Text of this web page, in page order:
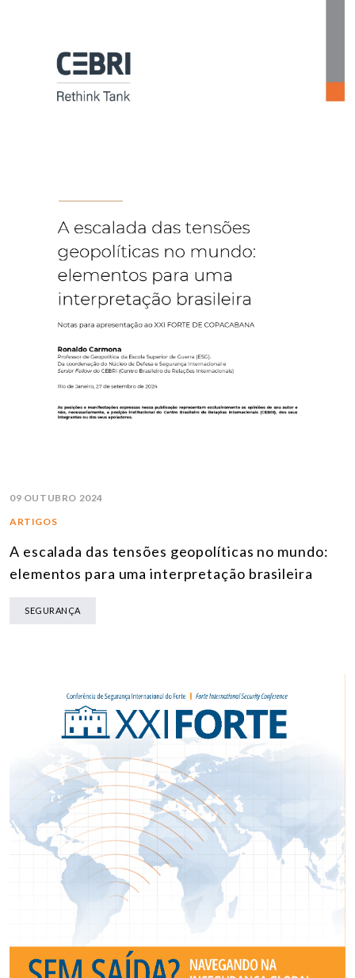
09 OUTUBRO 2024
ARTIGOS
A escalada das tensões geopolíticas no mundo:
elementos para uma interpretação brasileira
SEGURANÇA